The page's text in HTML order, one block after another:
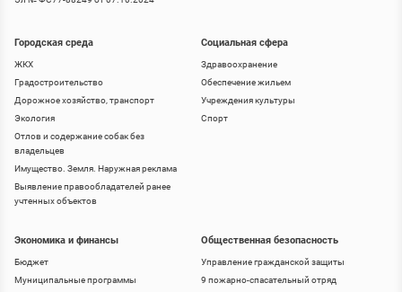
Городская среда
ЖКХ
Градостроительство
Дорожное хозяйство, транспорт
Экология
Отлов и содержание собак без
владельцев
Имущество. Земля. Наружная реклама
Выявление правообладателей ранее
учтенных объектов
Социальная сфера
Здравоохранение
Обеспечение жильем
Учреждения культуры
Спорт
Экономика и финансы
Бюджет
Муниципальные программы
Общественная безопасность
Управление гражданской защиты
9 пожарно-спасательный отряд